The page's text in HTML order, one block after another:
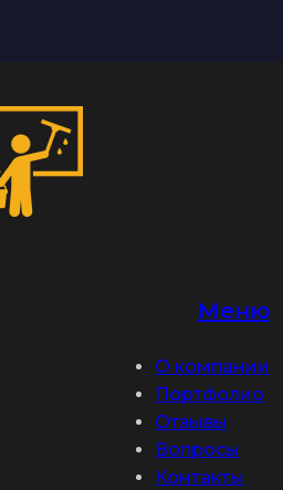
Меню
О компании
Портфолио
Отзывы
Вопросы
Контакты